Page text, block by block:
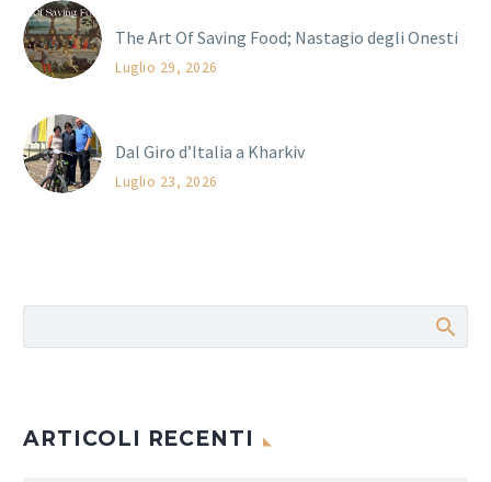
The Art Of Saving Food; Nastagio degli Onesti
Luglio 29, 2026
Dal Giro d’Italia a Kharkiv
Luglio 23, 2026
ARTICOLI RECENTI